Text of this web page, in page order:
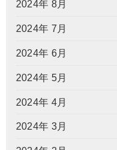
2024年 8月
2024年 7月
2024年 6月
2024年 5月
2024年 4月
2024年 3月